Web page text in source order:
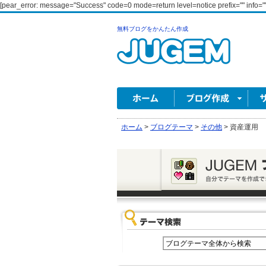
[pear_error: message="Success" code=0 mode=return level=notice prefix=""
無料ブログをかんたん作成
ホーム > ブログテーマ > その他 > 資産運用